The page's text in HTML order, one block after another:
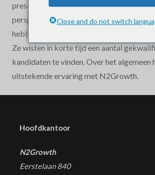
presenteerde in vergaderingen die ons een
perspectief over de kandidaten gaven dan
hebben gekregen op basis van hun
Ze wisten in korte tijd een aantal
kandidaten te vinden. Over het algemeen
uitstekende ervaring met N2Growth.
Hoofdkantoor
N2Growth
Eerstelaan 840
Close and do not switch